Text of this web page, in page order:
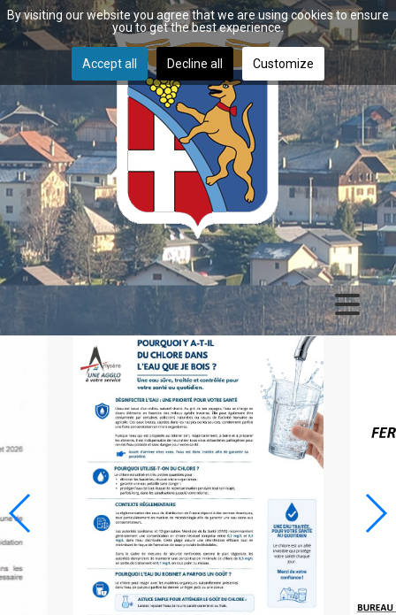
By visiting our website you agree that we are using cookies to ensure
you to get the best experience.
Accept all Decline all Customize